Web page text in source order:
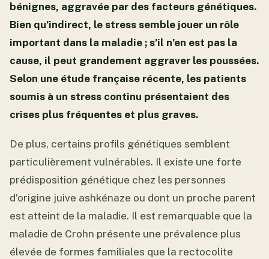
bénignes, aggravée par des facteurs génétiques.
Bien qu’indirect, le stress semble jouer un rôle
important dans la maladie ; s’il n’en est pas la
cause, il peut grandement aggraver les poussées.
Selon une étude française récente, les patients
soumis à un stress continu présentaient des
crises plus fréquentes et plus graves.
De plus, certains profils génétiques semblent
particulièrement vulnérables. Il existe une forte
prédisposition génétique chez les personnes
d’origine juive ashkénaze ou dont un proche parent
est atteint de la maladie. Il est remarquable que la
maladie de Crohn présente une prévalence plus
élevée de formes familiales que la rectocolite